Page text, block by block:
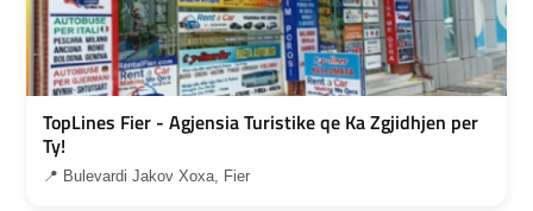
TopLines Fier - Agjensia Turistike qe Ka Zgjidhjen per
Ty!
📍 Bulevardi Jakov Xoxa, Fier